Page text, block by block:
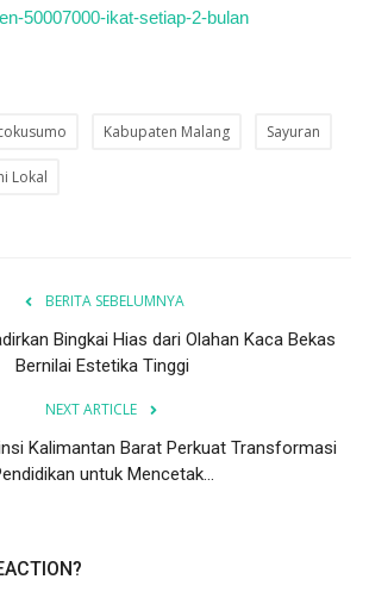
50007000-ikat-setiap-2-bulan
Kabupaten Malang Sayuran
Lokal
BERITA SEBELUMNYA
Bingkai Hias dari Olahan Kaca Bekas
Bernilai Estetika Tinggi
NEXT ARTICLE
Kalimantan Barat Perkuat Transformasi
untuk Mencetak...